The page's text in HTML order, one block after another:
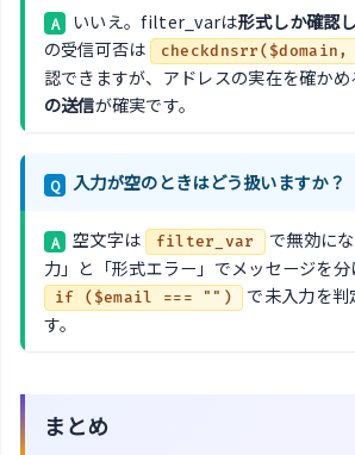
A いいえ。filter_varは形式しか確認
の受信可否は
checkdnsrr($domain,
認できますが、アドレスの実在を確か
の送信が確実です。
Q 入力が空のときはどう扱いますか？
A 空文字は filter_var
で無効に
力」と「形式エラー」でメッセージを
if ($email === "")
で未入力を
す。
まとめ